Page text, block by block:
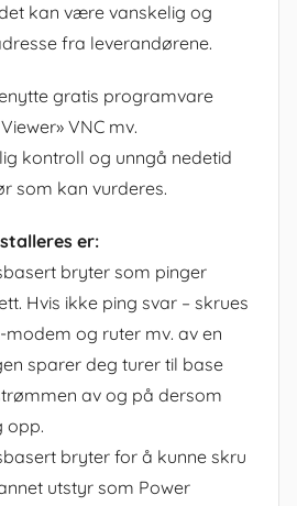
kan være vanskelig og
fra leverandørene.
gratis programvare
VNC mv.
kontroll og unngå nedetid
som kan vurderes.
er:
bryter som pinger
Hvis ikke ping svar – skrues
modem og ruter mv. av en
sparer deg turer til base
av og på dersom
opp.
bryter for å kunne skru
utstyr som Power